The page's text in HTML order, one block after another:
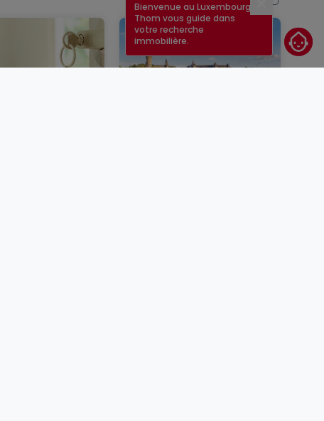
Fermer
Bienvenue au Luxembourg !
Thom vous guide dans
votre recherche
immobilière.